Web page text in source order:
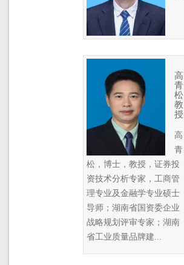
高
青
松
教
授
高
青
松，博士，教授，证券投
资技术分析专家，工商管
理专业及金融学专业硕士
导师；湖南省国资委企业
战略规划评审专家；湖南
省工业质量品牌建...